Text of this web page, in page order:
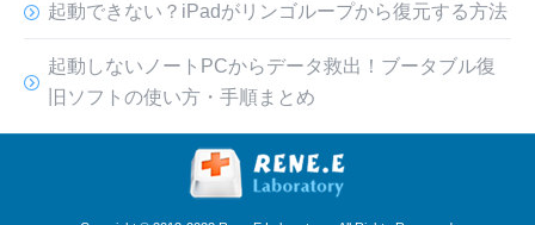
起動できない？iPadがリンゴループから復元する方法
起動しないノートPCからデータ救出！ブータブル復
旧ソフトの使い方・手順まとめ